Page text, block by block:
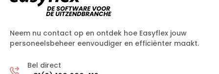
Neem nu contact op en ontdek hoe Easyflex jouw
personeelsbeheer eenvoudiger en efficiënter maakt.
Bel direct